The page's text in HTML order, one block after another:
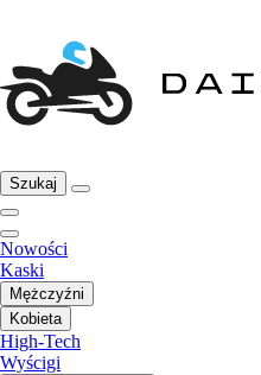
Szukaj
Nowości
Kaski
Mężczyźni
Kobieta
High-Tech
Wyścigi